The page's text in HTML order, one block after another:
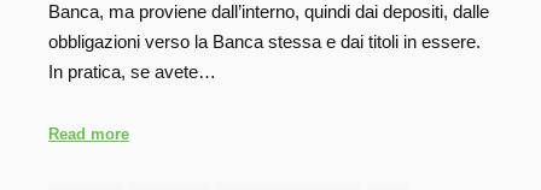
Banca, ma proviene dall’interno, quindi dai depositi, dalle
obbligazioni verso la Banca stessa e dai titoli in essere.
In pratica, se avete…
Read more